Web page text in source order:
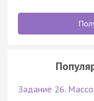
Задание 26.